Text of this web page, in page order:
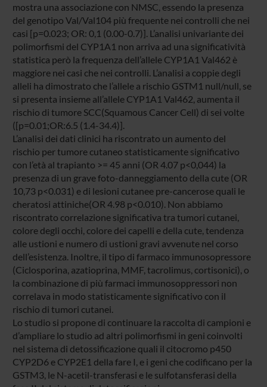
mostra una associazione con NMSC, essendo la presenza
del genotipo Val/Val104 più frequente nei controlli che nei
casi [p=0.023; OR: 0,1 (0.00-0.7)]. L’analisi univariante dei
polimorfismi del CYP1A1 non arriva ad una significatività
statistica però la frequenza dell’allele CYP1A1 Val462 è
maggiore nei casi che nei controlli. L’analisi a coppie degli
alleli ha dimostrato che l’allele a rischio GSTM1 null/null, se
si presenta insieme all’allele CYP1A1 Val462, aumenta il
rischio di tumore SCC(Squamous Cancer Cell) di sei volte
([p=0.01;OR:6.5 (1.4-34.4)].
L’analisi dei dati clinici ha riscontrato un aumento del
rischio per tumore cutaneo statisticamente significativo
con l’età al trapianto >= 45 anni (OR 4.07 p<0,044) la
presenza di un grave foto-danneggiamento della cute (OR
10,73 p<0.031) e di lesioni cutanee pre-cancerose quali le
cheratosi attiniche(OR 4.98 p<0.010). Non abbiamo
riscontrato correlazione significativa tra tumori cutanei,
colore degli occhi, colore dei capelli e della cute, tendenza
alle ustioni e numero di ustioni gravi avvenute nel corso
dell’esistenza. Inoltre, il tipo di farmaco immunosopressore
(Ciclosporina, azatioprina, MMF, tacrolimus, cortisonici), o
la combinazione di più farmaci immunosoppressori non
correlava in modo statisticamente significativo con il
rischio di tumori cutanei.
Lo studio si propone di continuare la raccolta di campioni e
d’ampliare lo studio ad altri polimorfismi in geni coinvolti
nel sistema di detossificazione quali il citocromo p450
CYP2D6 e CYP2E1 della fare I, e i geni che codificano per la
GSTM3, le N-acetil-transferasi e le sulfotansferasi della